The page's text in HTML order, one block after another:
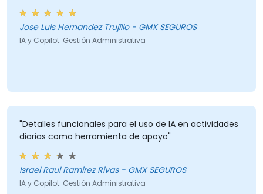
Jose Luis Hernandez Trujillo - GMX SEGUROS
IA y Copilot: Gestión Administrativa
"Detalles funcionales para el uso de IA en actividades
diarias como herramienta de apoyo"
Israel Raul Ramirez Rivas - GMX SEGUROS
IA y Copilot: Gestión Administrativa